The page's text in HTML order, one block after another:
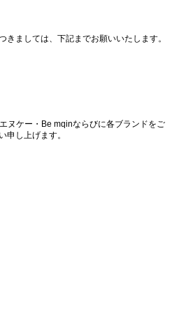
きましては、下記までお願いいたします。
ヌケー・Be mqinならびに各ブランドをご
申し上げます。